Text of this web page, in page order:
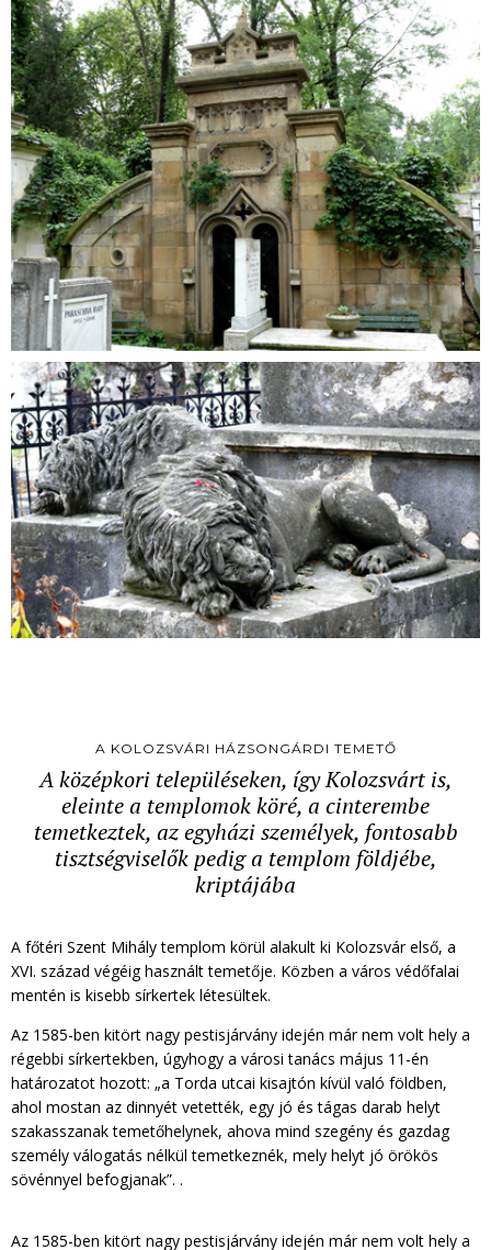
A KOLOZSVÁRI HÁZSONGÁRDI TEMETŐ
A középkori településeken, így Kolozsvárt is,
eleinte a templomok köré, a cinterembe
temetkeztek, az egyházi személyek, fontosabb
tisztségviselők pedig a templom földjébe,
kriptájába
A főtéri Szent Mihály templom körül alakult ki Kolozsvár első, a
XVI. század végéig használt temetője. Közben a város védőfalai
mentén is kisebb sírkertek létesültek.
Az 1585-ben kitört nagy pestisjárvány idején már nem volt hely a
régebbi sírkertekben, úgyhogy a városi tanács május 11-én
határozatot hozott: „a Torda utcai kisajtón kívül való földben,
ahol mostan az dinnyét vetették, egy jó és tágas darab helyt
szakasszanak temetőhelynek, ahova mind szegény és gazdag
személy válogatás nélkül temetkeznék, mely helyt jó örökös
sövénnyel befogjanak”. .
Az 1585-ben kitört nagy pestisjárvány idején már nem volt hely a